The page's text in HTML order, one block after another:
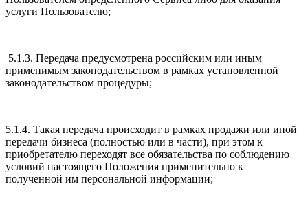
услуги Пользователю;
5.1.3. Передача предусмотрена российским или иным
применимым законодательством в рамках установленной
законодательством процедуры;
5.1.4. Такая передача происходит в рамках продажи или иной
передачи бизнеса (полностью или в части), при этом к
приобретателю переходят все обязательства по соблюдению
условий настоящего Положения применительно к
полученной им персональной информации;